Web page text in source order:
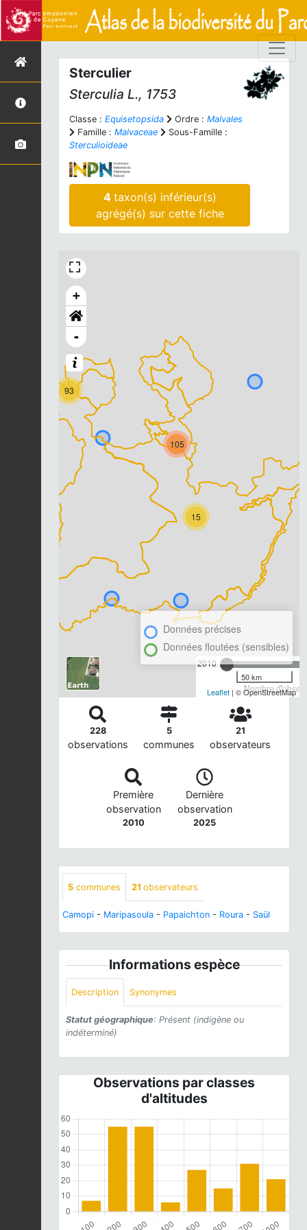
Sterculier
Sterculia L., 1753
Classe : Equisetopsida Ordre : Malvales
Famille : Malvaceae
Sous-Famille :
Sterculioideae
4 taxon(s) inférieur(s)
agrégé(s) sur cette fiche
93
15
105
+
-
2010
Nombre
Données précises
Données floutées (sensibles)
50 km
Leaflet | © OpenStreetMap
228
observations
5
communes
21
observateurs
Première
observation
2010
Dernière
observation
2025
5 communes 21 observateurs
Camopi - Maripasoula - Papaichton - Roura - Saül
Informations espèce
Description Synonymes
Statut géographique: Présent (indigène ou
indéterminé)
Observations par classes
d'altitudes